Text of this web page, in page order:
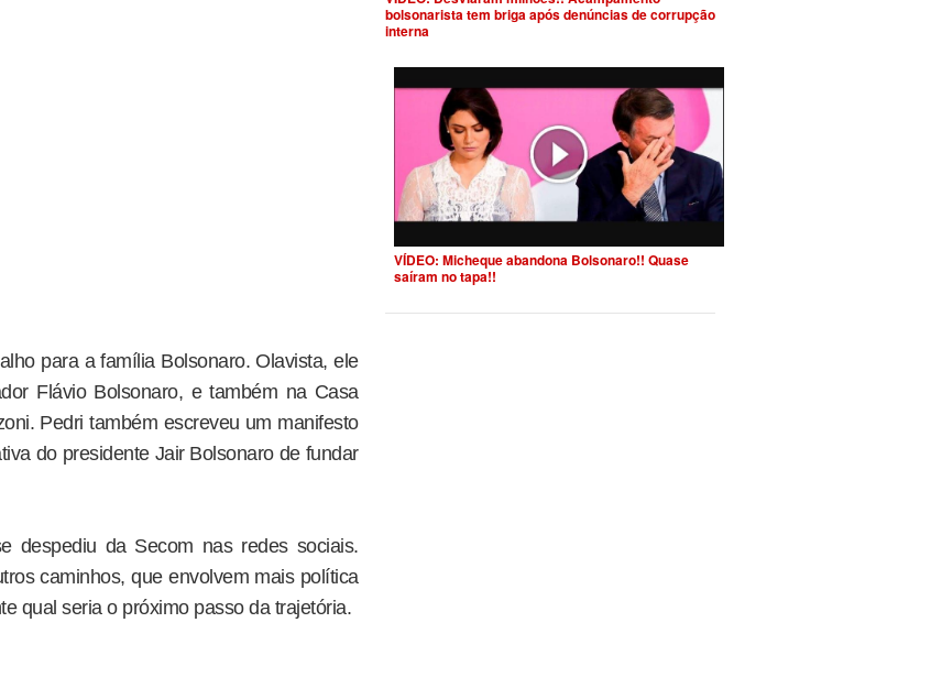
para a família Bolsonaro. Olavista, ele
Flávio Bolsonaro, e também na Casa
Pedri também escreveu um manifesto
do presidente Jair Bolsonaro de fundar
despediu da Secom nas redes sociais.
caminhos, que envolvem mais política
qual seria o próximo passo da trajetória.
bolsonarista tem briga após denúncias de corrupção
interna
VÍDEO: Micheque abandona Bolsonaro!! Quase
saíram no tapa!!